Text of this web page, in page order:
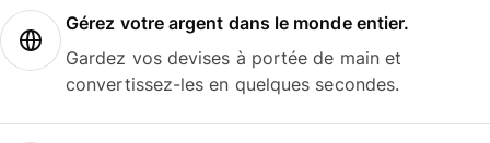
Gérez votre argent dans le monde entier.
Gardez vos devises à portée de main et
convertissez-les en quelques secondes.